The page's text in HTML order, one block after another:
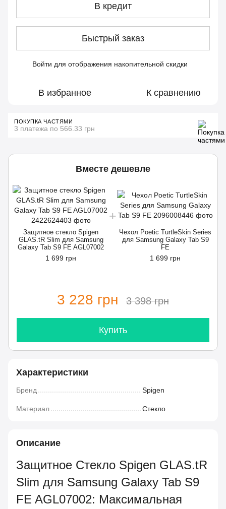
В кредит
Быстрый заказ
Войти для отображения накопительной скидки
В избранное К сравнению
ПОКУПКА ЧАСТЯМИ
3 платежа по 566.33 грн
Вместе дешевле
Защитное стекло Spigen
GLAS.tR Slim для Samsung
Galaxy Tab S9 FE AGL07002
1 699 грн
Чехол Poetic TurtleSkin Series
для Samsung Galaxy Tab S9
FE
1 699 грн
3 228 грн 3 398 грн
Купить
Характеристики
Бренд Spigen
Материал Стекло
Описание
Защитное Стекло Spigen GLAS.tR
Slim для Samsung Galaxy Tab S9
FE AGL07002: Максимальная